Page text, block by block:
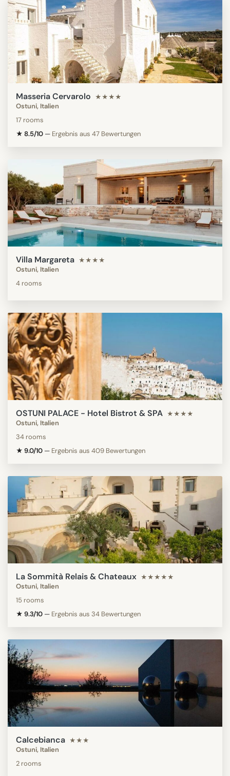
Masseria Cervarolo ★★★★
Ostuni, Italien
17 rooms
★ 8.5/10 — Ergebnis aus 47 Bewertungen
Villa Margareta ★★★★
Ostuni, Italien
4 rooms
OSTUNI PALACE - Hotel Bistrot & SPA ★★★★
Ostuni, Italien
34 rooms
★ 9.0/10 — Ergebnis aus 409 Bewertungen
La Sommità Relais & Chateaux ★★★★★
Ostuni, Italien
15 rooms
★ 9.3/10 — Ergebnis aus 34 Bewertungen
Calcebianca ★★★
Ostuni, Italien
2 rooms